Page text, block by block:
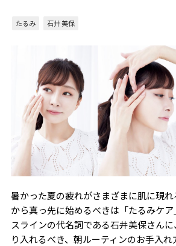
たるみ 石井 美保
暑かった夏の疲れがさまざまに肌に現
から真っ先に始めるべきは「たるみケ
スラインの代名詞である石井美保さん
り入れるべき、朝ルーティンのお手入